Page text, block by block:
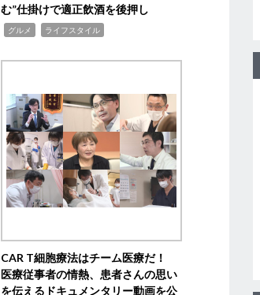
む”仕掛けで適正飲酒を後押し
グルメ ライフスタイル
CAR T細胞療法はチーム医療だ！
医療従事者の情熱、患者さんの思い
を伝えるドキュメンタリー動画を公